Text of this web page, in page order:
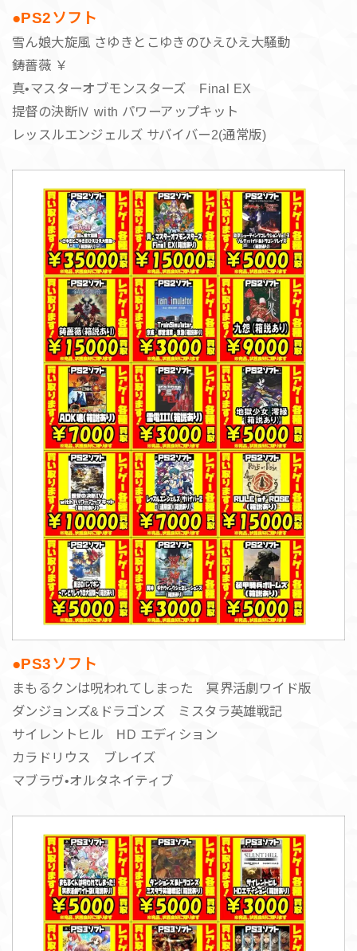
●PS2ソフト
雪ん娘大旋風 さゆきとこゆきのひえひえ大騒動
鋳薔薇 ￥
真•マスターオブモンスターズ Final EX
提督の決断Ⅳ with パワーアップキット
レッスルエンジェルズ サバイバー2(通常版)
●PS3ソフト
まもるクンは呪われてしまった 冥界活劇ワイド版
ダンジョンズ&ドラゴンズ ミスタラ英雄戦記
サイレントヒル HD エディション
カラドリウス ブレイズ
マブラヴ•オルタネイティブ